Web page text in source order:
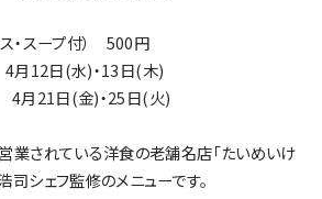
・スープ付） 500円
4月12日(水)・13日(木)
4月21日(金)・25日(火)
業されている洋食の老舗名店「たいめいけ
シェフ監修のメニューです。